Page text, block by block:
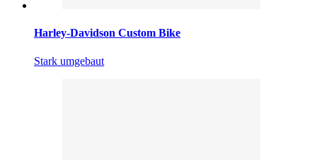
Harley-Davidson Custom Bike
Stark umgebaut